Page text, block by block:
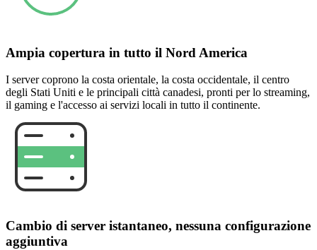
Ampia copertura in tutto il Nord America
I server coprono la costa orientale, la costa occidentale, il centro
degli Stati Uniti e le principali città canadesi, pronti per lo streaming,
il gaming e l'accesso ai servizi locali in tutto il continente.
Cambio di server istantaneo, nessuna configurazione
aggiuntiva